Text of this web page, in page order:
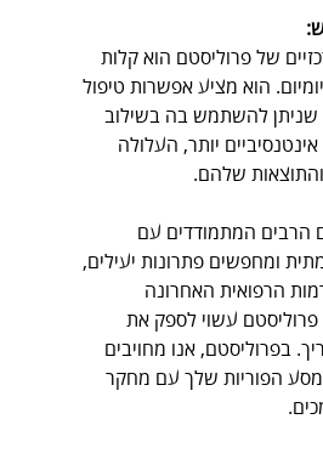
של פרוליסטם הוא קלות
הוא מציע אפשרות טיפול
שניתן להשתמש בה בשילוב
יותר, העלולה
שלהם.
הרבים המתמודדים עם
ומחפשים פתרונות יעילים,
הרפואית האחרונה
עשוי לספק את
בפרוליסטם, אנו מחויבים
מסע הפוריות שלך עם מחקר